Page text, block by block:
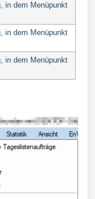
in dem Menüpunkt
in dem Menüpunkt
in dem Menüpunkt